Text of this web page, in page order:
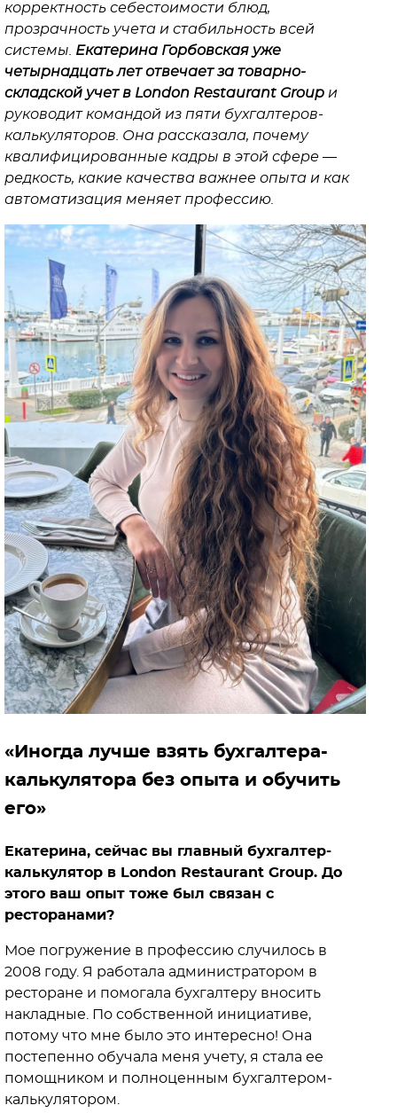
корректность себестоимости блюд,
прозрачность учета и стабильность всей
системы. Екатерина Горбовская уже
четырнадцать лет отвечает за товарно-
складской учет в London Restaurant Group и
руководит командой из пяти бухгалтеров-
калькуляторов. Она рассказала, почему
квалифицированные кадры в этой сфере —
редкость, какие качества важнее опыта и как
автоматизация меняет профессию.
«Иногда лучше взять бухгалтера-
калькулятора без опыта и обучить
его»
Екатерина, сейчас вы главный бухгалтер-
калькулятор в London Restaurant Group. До
этого ваш опыт тоже был связан с
ресторанами?
Мое погружение в профессию случилось в
2008 году. Я работала администратором в
ресторане и помогала бухгалтеру вносить
накладные. По собственной инициативе,
потому что мне было это интересно! Она
постепенно обучала меня учету, я стала ее
помощником и полноценным бухгалтером-
калькулятором.